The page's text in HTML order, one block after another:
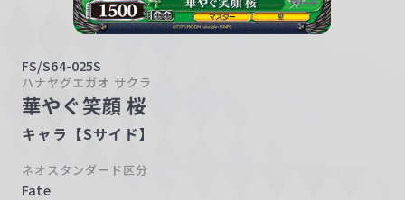
FS/S64-025S
ハナヤグエガオ サクラ
華やぐ笑顔 桜
キャラ【Sサイド】
ネオスタンダード区分
Fate